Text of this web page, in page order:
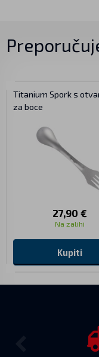
Titanium Spork s
za boce
27,90 €
Na zalihi
Kupiti